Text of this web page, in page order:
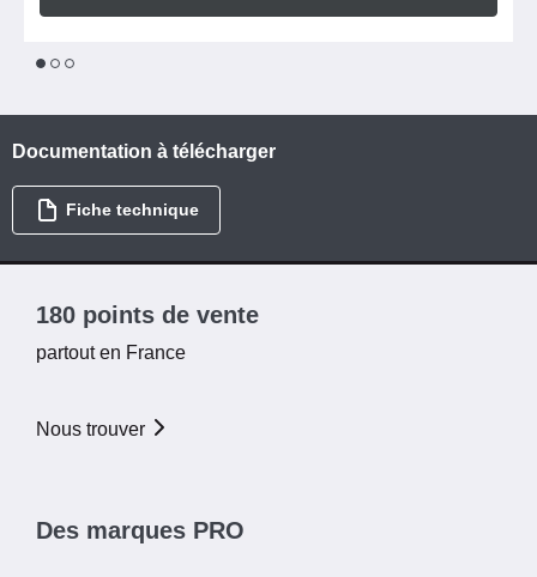
1 2
Documentation à télécharger
Fiche technique
180 points de vente
partout en France
Nous trouver
Des marques PRO